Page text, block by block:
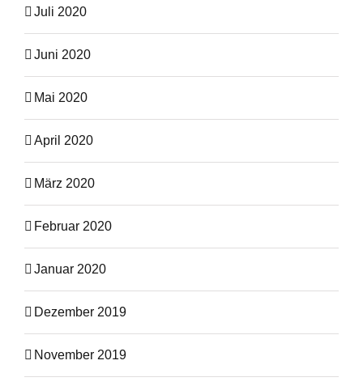
Juli 2020
Juni 2020
Mai 2020
April 2020
März 2020
Februar 2020
Januar 2020
Dezember 2019
November 2019